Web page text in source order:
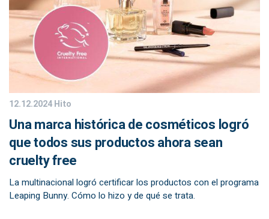
12.12.2024Hito
Una marca histórica de cosméticos logró
que todos sus productos ahora sean
cruelty free
La multinacional logró certificar los productos con el programa
Leaping Bunny. Cómo lo hizo y de qué se trata.